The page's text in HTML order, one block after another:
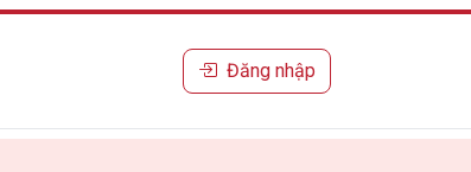
Đăng nhập